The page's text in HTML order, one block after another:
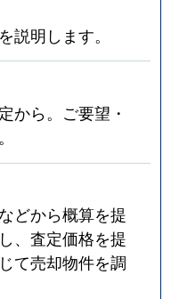
説明します。
から。ご要望・
どから概算を提
、査定価格を提
て売却物件を調